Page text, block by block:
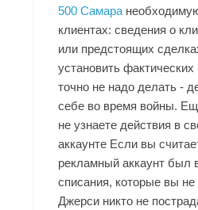
500 Самара
клиентах: сведения о
или предстоящих
установить
точно не надо делать -
себе во время войны.
не узнаете действия в
аккаунте Если вы
рекламный аккаунт был
списания, которые вы
Джерси никто не